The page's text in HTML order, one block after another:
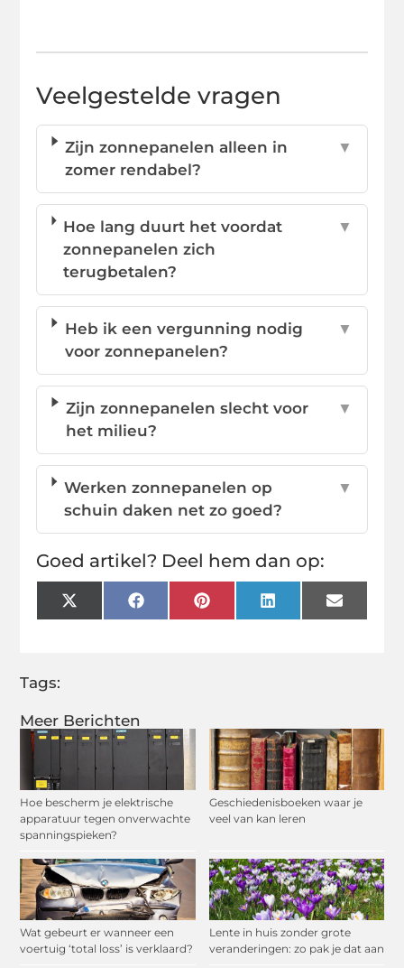
Meer Berichten
Hoe bescherm je elektrische
apparatuur tegen onverwachte
spanningspieken?
Geschiedenisboeken waar je
veel van kan leren
Wat gebeurt er wanneer een
voertuig ‘total loss’ is verklaard?
Lente in huis zonder grote
veranderingen: zo pak je dat aan
Veelgestelde vragen
Zijn zonnepanelen alleen in
zomer rendabel?
▼
Hoe lang duurt het voordat
zonnepanelen zich
terugbetalen?
▼
Heb ik een vergunning nodig
voor zonnepanelen?
▼
Zijn zonnepanelen slecht voor
het milieu?
▼
Werken zonnepanelen op
schuin daken net zo goed?
▼
Goed artikel? Deel hem dan op:
X
(Twitter)
FacebookPinterestLinkedInEmail
Tags: